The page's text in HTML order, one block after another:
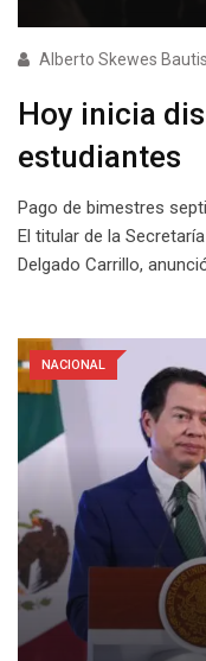
Alberto Skewes
Hoy inicia
estudiantes
Pago de bimestres
El titular de la
Delgado Carrillo,
NACIONAL